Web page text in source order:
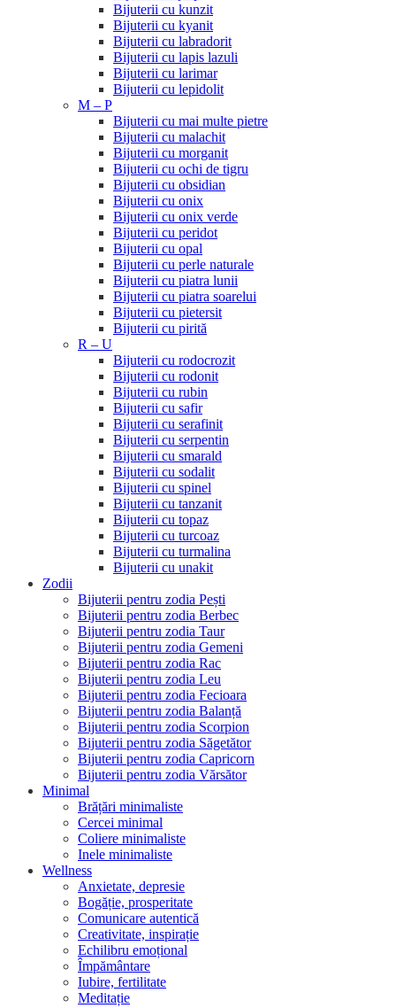
Bijuterii cu kunzit
Bijuterii cu kyanit
Bijuterii cu labradorit
Bijuterii cu lapis lazuli
Bijuterii cu larimar
Bijuterii cu lepidolit
M – P
Bijuterii cu mai multe pietre
Bijuterii cu malachit
Bijuterii cu morganit
Bijuterii cu ochi de tigru
Bijuterii cu obsidian
Bijuterii cu onix
Bijuterii cu onix verde
Bijuterii cu peridot
Bijuterii cu opal
Bijuterii cu perle naturale
Bijuterii cu piatra lunii
Bijuterii cu piatra soarelui
Bijuterii cu pietersit
Bijuterii cu pirită
R – U
Bijuterii cu rodocrozit
Bijuterii cu rodonit
Bijuterii cu rubin
Bijuterii cu safir
Bijuterii cu serafinit
Bijuterii cu serpentin
Bijuterii cu smarald
Bijuterii cu sodalit
Bijuterii cu spinel
Bijuterii cu tanzanit
Bijuterii cu topaz
Bijuterii cu turcoaz
Bijuterii cu turmalina
Bijuterii cu unakit
Zodii
Bijuterii pentru zodia Pești
Bijuterii pentru zodia Berbec
Bijuterii pentru zodia Taur
Bijuterii pentru zodia Gemeni
Bijuterii pentru zodia Rac
Bijuterii pentru zodia Leu
Bijuterii pentru zodia Fecioara
Bijuterii pentru zodia Balanță
Bijuterii pentru zodia Scorpion
Bijuterii pentru zodia Săgetător
Bijuterii pentru zodia Capricorn
Bijuterii pentru zodia Vărsător
Minimal
Brățări minimaliste
Cercei minimal
Coliere minimaliste
Inele minimaliste
Wellness
Anxietate, depresie
Bogăție, prosperitate
Comunicare autentică
Creativitate, inspirație
Echilibru emoțional
Împământare
Iubire, fertilitate
Meditație